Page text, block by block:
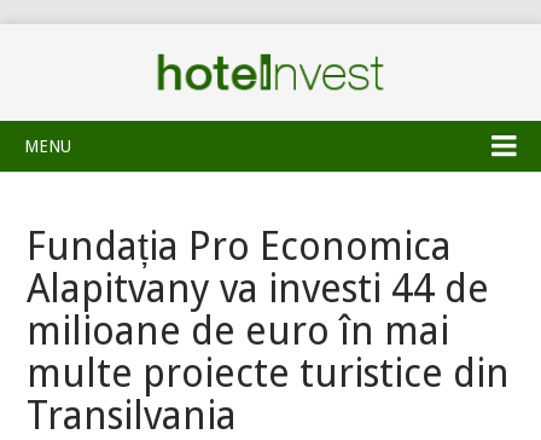
MENU
Fundația Pro Economica
Alapitvany va investi 44 de
milioane de euro în mai
multe proiecte turistice din
Transilvania